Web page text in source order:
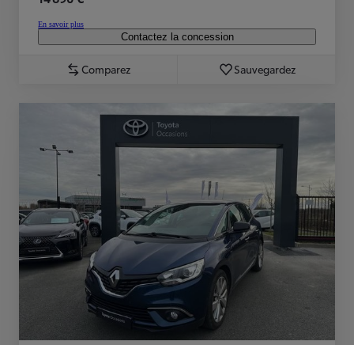
En savoir plus
Contactez la concession
Comparez Sauvegardez